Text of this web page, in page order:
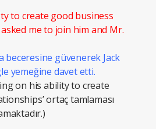
to create good business
me to join him and Mr.
beceresine güvenerek Jack
yemeğine davet etti.
on his ability to create
ortaç tamlaması